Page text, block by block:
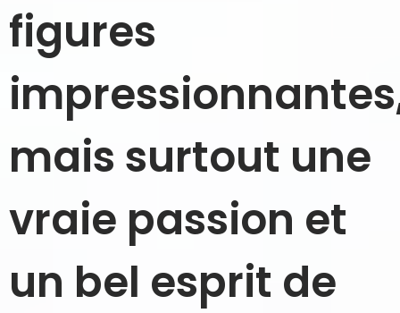
figures
mais surtout une
vraie passion et
un bel esprit de